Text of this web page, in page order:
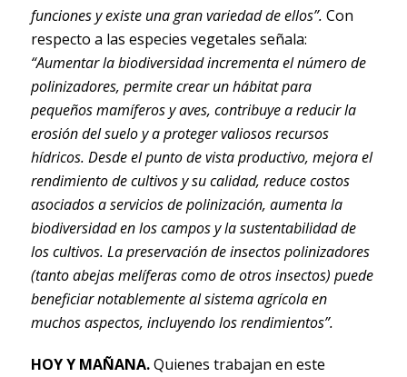
funciones y existe una gran variedad de ellos”. Con
respecto a las especies vegetales señala:
“Aumentar la biodiversidad incrementa el número de
polinizadores, permite crear un hábitat para
pequeños mamíferos y aves, contribuye a reducir la
erosión del suelo y a proteger valiosos recursos
hídricos. Desde el punto de vista productivo, mejora el
rendimiento de cultivos y su calidad, reduce costos
asociados a servicios de polinización, aumenta la
biodiversidad en los campos y la sustentabilidad de
los cultivos. La preservación de insectos polinizadores
(tanto abejas melíferas como de otros insectos) puede
beneficiar notablementeal sistema agrícola en
muchos aspectos, incluyendo los rendimientos”.
HOY Y MAÑANA.Quienes trabajan en este